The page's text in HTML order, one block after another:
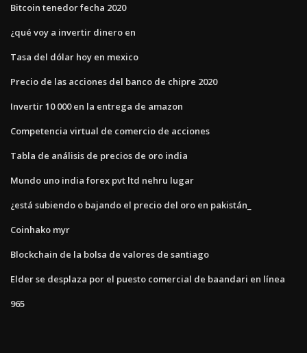
Bitcoin tenedor fecha 2020
¿qué voy a invertir dinero en
Tasa del dólar hoy en mexico
Precio de las acciones del banco de chipre 2020
Invertir 10 000 en la entrega de amazon
Competencia virtual de comercio de acciones
Tabla de análisis de precios de oro india
Mundo uno india forex pvt ltd nehru lugar
¿está subiendo o bajando el precio del oro en pakistán_
Coinhako myr
Blockchain de la bolsa de valores de santiago
Elder se desplaza por el puesto comercial de baandari en línea
965